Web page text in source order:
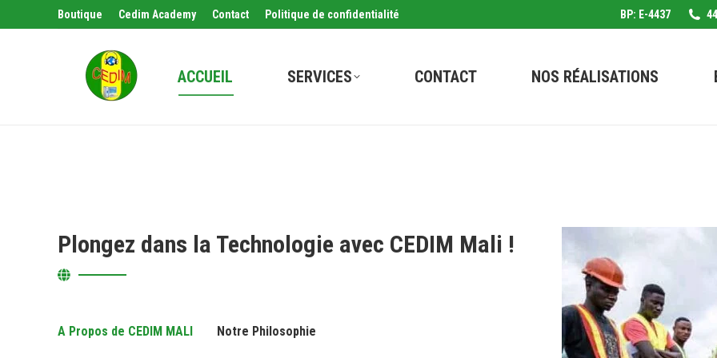
Boutique Cedim Academy Contact Politique de confidentialité BP: E-4437
ACCUEIL SERVICES CONTACT NOS RÉALISATIONS
Plongez dans la Technologie avec CEDIM Mali !
A Propos de CEDIM MALI Notre Philosophie